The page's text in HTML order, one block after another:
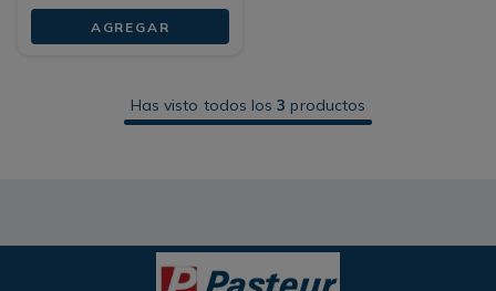
AGREGAR
Has visto todos los3 productos